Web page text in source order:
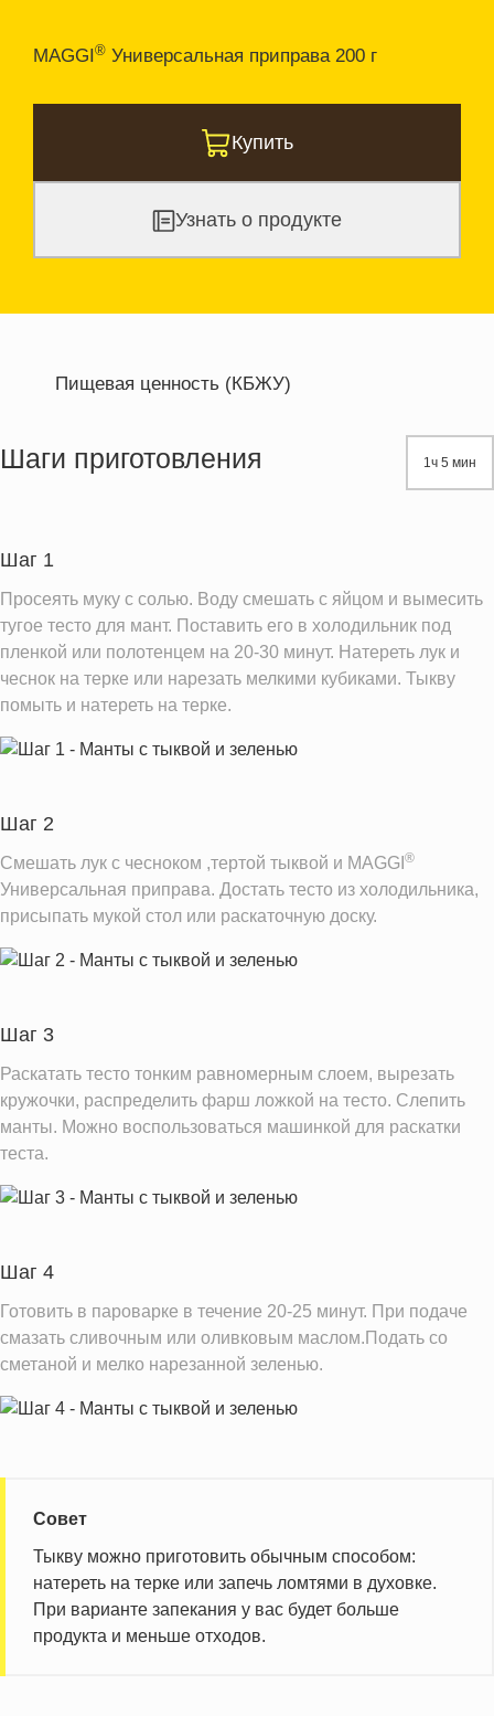
MAGGI® Универсальная приправа 200 г
Купить
Узнать о продукте
Пищевая ценность (КБЖУ)
Жиры
Пищевые волокна
Сахар
Натрий
2.2 мг
Магний
23.8 мг
Витамин Е
Насыщенные жиры
0.2 г
Информация для одной порции
Шаги приготовления 1ч 5 мин
Шаг 1
Просеять муку с солью. Воду смешать с яйцом и вымесить
тугое тесто для мант. Поставить его в холодильник под
пленкой или полотенцем на 20-30 минут. Натереть лук и
чеснок на терке или нарезать мелкими кубиками. Тыкву
помыть и натереть на терке.
Шаг 2
Смешать лук с чесноком ,тертой тыквой и MAGGI ®
Универсальная приправа. Достать тесто из холодильника,
присыпать мукой стол или раскаточную доску.
Шаг 3
Раскатать тесто тонким равномерным слоем, вырезать
кружочки, распределить фарш ложкой на тесто. Слепить
манты. Можно воспользоваться машинкой для раскатки
теста.
Шаг 4
Готовить в пароварке в течение 20-25 минут. При подаче
смазать сливочным или оливковым маслом.Подать со
сметаной и мелко нарезанной зеленью.
Совет
Тыкву можно приготовить обычным способом:
натереть на терке или запечь ломтями в духовке.
При варианте запекания у вас будет больше
продукта и меньше отходов.